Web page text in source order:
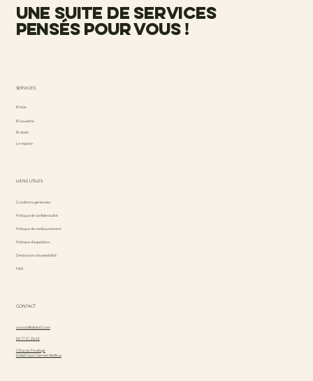
une suite de services
pensés pour vous !
SERVICES
ID Kdo
ID causette
ID dodo
Le repaire
LIENS UTILES
Conditions générales
Politique de confidentialité
Politique de remboursement
Politique d'expédition
Déclaration d'accessibilité
FAQ
CONTACT
contact@idkdo42.com
04 77 51 26 42
2 Rue du Feuillage
42660 Saint Genest Malifaux